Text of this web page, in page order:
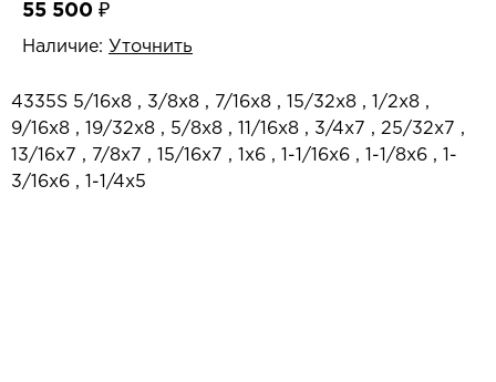
55 500 ₽
Наличие: Уточнить
4335S 5/16x8 , 3/8x8 , 7/16x8 , 15/32x8 , 1/2x8 ,
9/16x8 , 19/32x8 , 5/8x8 , 11/16x8 , 3/4x7 , 25/32x7 ,
13/16x7 , 7/8x7 , 15/16x7 , 1x6 , 1-1/16x6 , 1-1/8x6 , 1-
3/16x6 , 1-1/4x5